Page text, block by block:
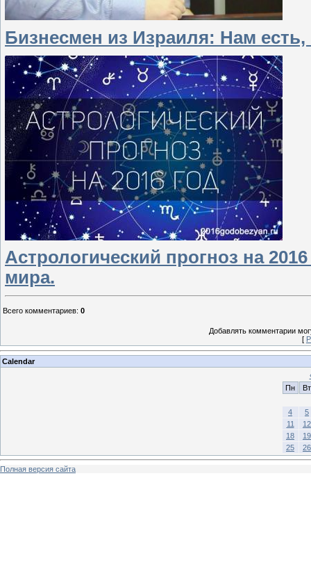
Бизнесмен из Израиля: Нам
Астрологический прогноз на
мира.
Всего комментариев: 0
Добавлять комментарии
[
Calendar
Пн
Вт
4
5
11
12
18
19
25
26
Полная версия сайта